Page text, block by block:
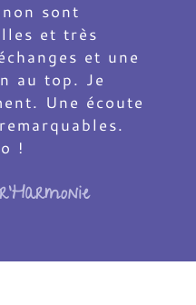
sont
et très
et une
au top. Je
Une écoute
!